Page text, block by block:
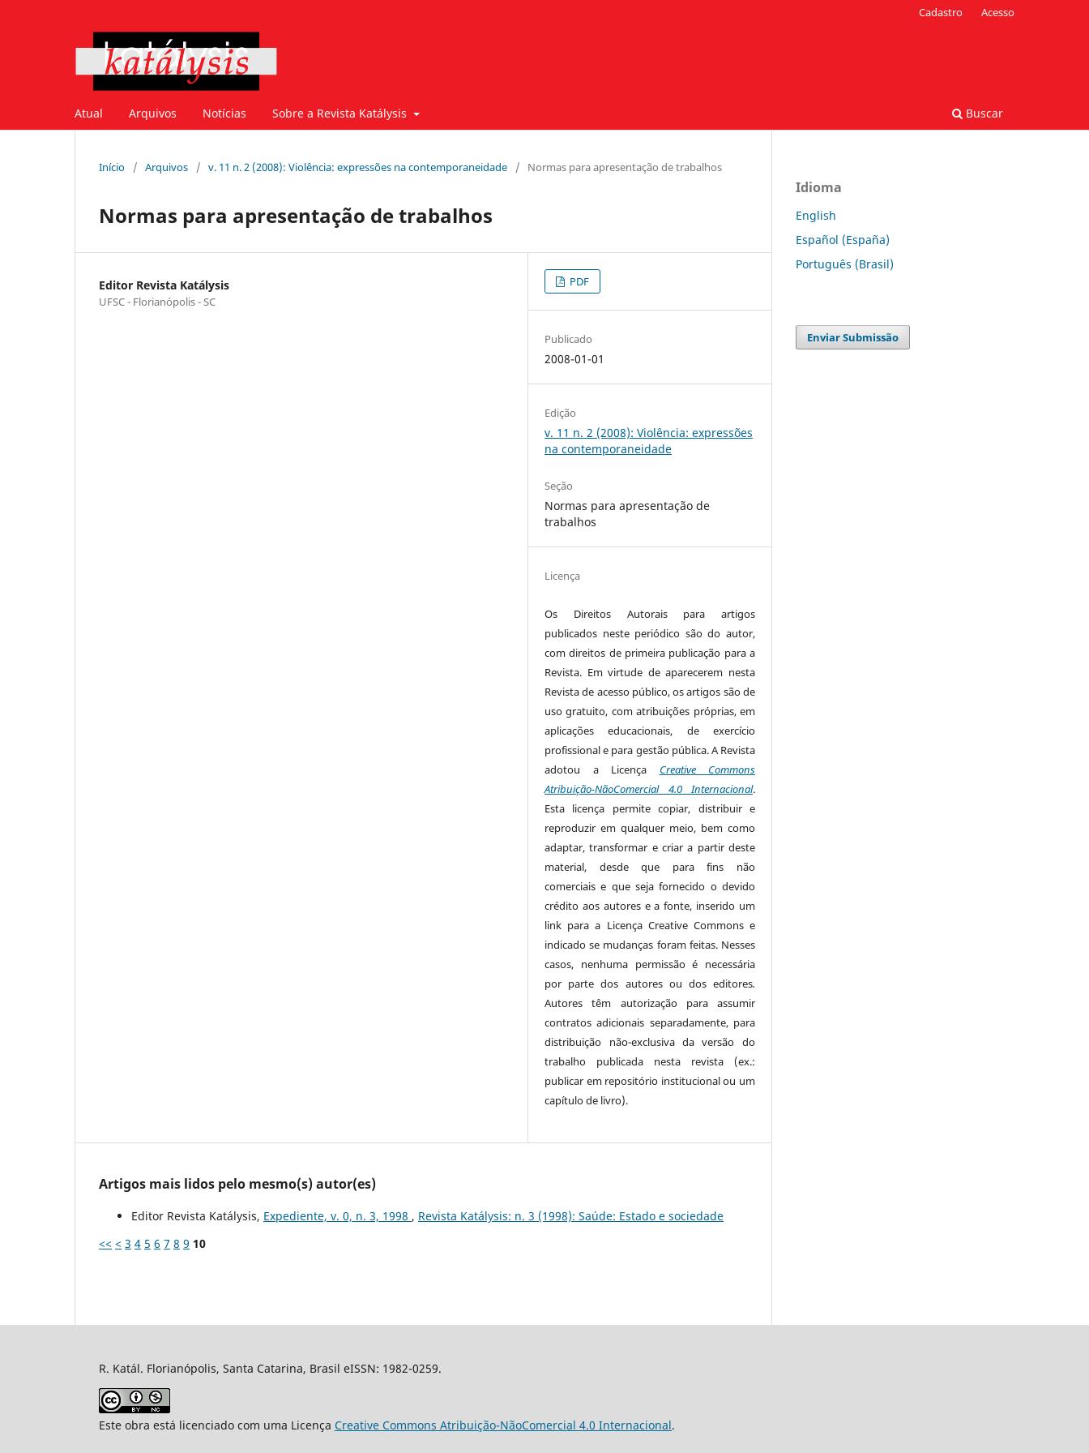
Atual Arquivos Notícias Sobre a Revista Katálysis Buscar
Cadastro Acesso
Início / Arquivos / v. 11 n. 2 (2008): Violência: expressões na contemporaneidade / Normas para apresentação de trabalhos
Normas para apresentação de trabalhos
Editor Revista Katálysis
UFSC - Florianópolis - SC
PDF
Publicado
2008-01-01
Edição
v. 11 n. 2 (2008): Violência: expressões
na contemporaneidade
Seção
Normas para apresentação de
trabalhos
Licença
Os Direitos Autorais para artigos
publicados neste periódico são do autor,
com direitos de primeira publicação para a
Revista. Em virtude de aparecerem nesta
Revista de acesso público, os artigos são de
uso gratuito, com atribuições próprias, em
aplicações educacionais, de exercício
profissional e para gestão pública. A Revista
adotou a Licença Creative Commons
Atribuição-NãoComercial 4.0 Internacional.
Esta licença permite copiar, distribuir e
reproduzir em qualquer meio, bem como
adaptar, transformar e criar a partir deste
material, desde que para fins não
comerciais e que seja fornecido o devido
crédito aos autores e a fonte, inserido um
link para a Licença Creative Commons e
indicado se mudanças foram feitas. Nesses
casos, nenhuma permissão é necessária
por parte dos autores ou dos editores.
Autores têm autorização para assumir
contratos adicionais separadamente, para
distribuição não-exclusiva da versão do
trabalho publicada nesta revista (ex.:
publicar em repositório institucional ou um
capítulo de livro).
Artigos mais lidos pelo mesmo(s) autor(es)
Editor Revista Katálysis, Expediente, v. 0, n. 3, 1998 , Revista Katálysis: n. 3 (1998): Saúde: Estado e sociedade
<< < 3 4 5 6 7 8 9 10
Idioma
English
Español (España)
Português (Brasil)
Enviar Submissão
R. Katál. Florianópolis, Santa Catarina, Brasil eISSN: 1982-0259.
Este obra está licenciado com uma Licença Creative Commons Atribuição-NãoComercial 4.0 Internacional.